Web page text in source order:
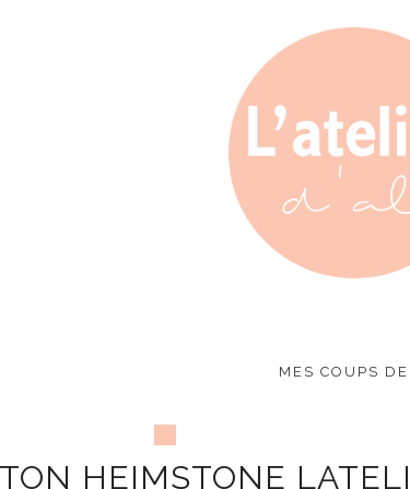
MES COUPS DE
HEIMSTONE